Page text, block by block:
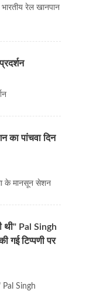
रेल खानपान
का पांचवा दिन
के मानसून सेशन
थी" Pal Singh
गई टिप्पणी पर
Pal Singh